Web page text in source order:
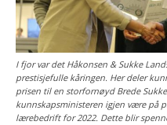
I fjor var det Håkonsen & Sukke
prestisjefulle kåringen. Her deler
prisen til en storfornøyd Brede
kunnskapsministeren igjen være på
lærebedrift for 2022. Dette blir